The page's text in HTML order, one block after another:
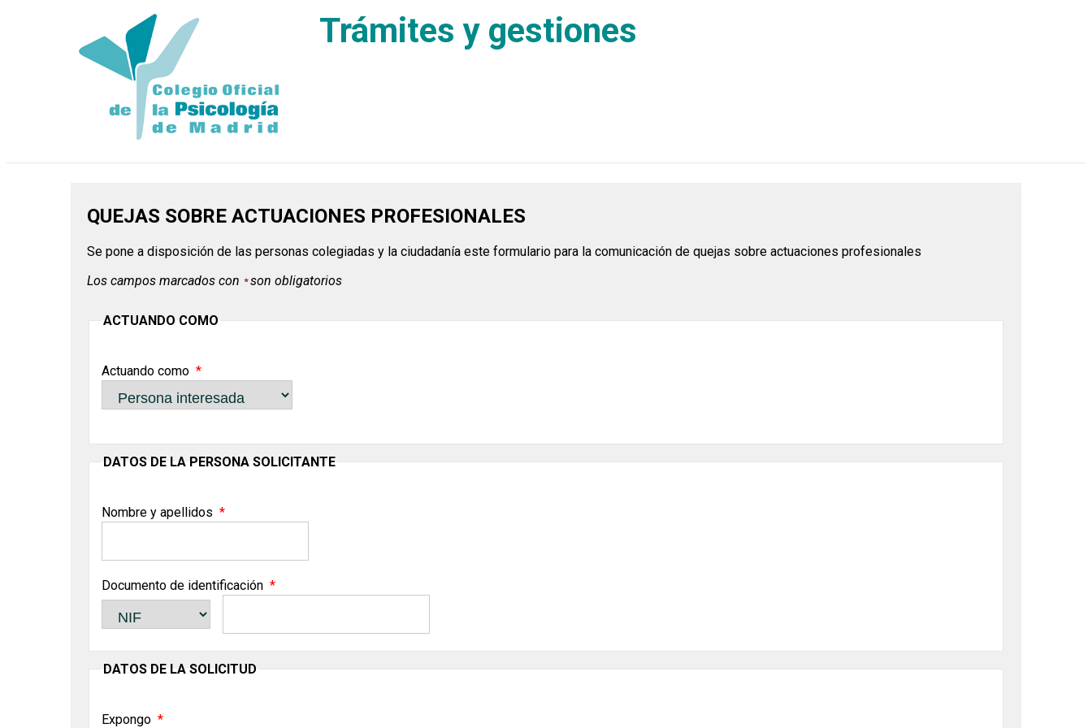
Trámites y gestiones
QUEJAS SOBRE ACTUACIONES PROFESIONALES
Se pone a disposición de las personas colegiadas y la ciudadanía este formulario para la comunicación de quejas sobre actuaciones profesionales
Los campos marcados con
son obligatorios
ACTUANDO COMO
Actuando como
DATOS DE LA PERSONA SOLICITANTE
Nombre y apellidos
Documento de identificación
DATOS DE LA SOLICITUD
Expongo